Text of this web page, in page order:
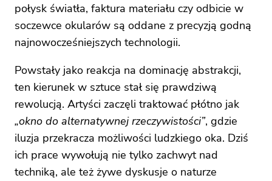
połysk światła, faktura materiału czy odbicie w
soczewce okularów są oddane z precyzją godną
najnowocześniejszych technologii.
Powstały jako reakcja na dominację abstrakcji,
ten kierunek w sztuce stał się prawdziwą
rewolucją. Artyści zaczęli traktować płótno jak
„okno do alternatywnej rzeczywistości”, gdzie
iluzja przekracza możliwości ludzkiego oka. Dziś
ich prace wywołują nie tylko zachwyt nad
techniką, ale też żywe dyskusje o naturze